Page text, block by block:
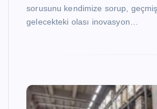
sorusunu kendimize sorup,
gelecekteki olası inovasyon…